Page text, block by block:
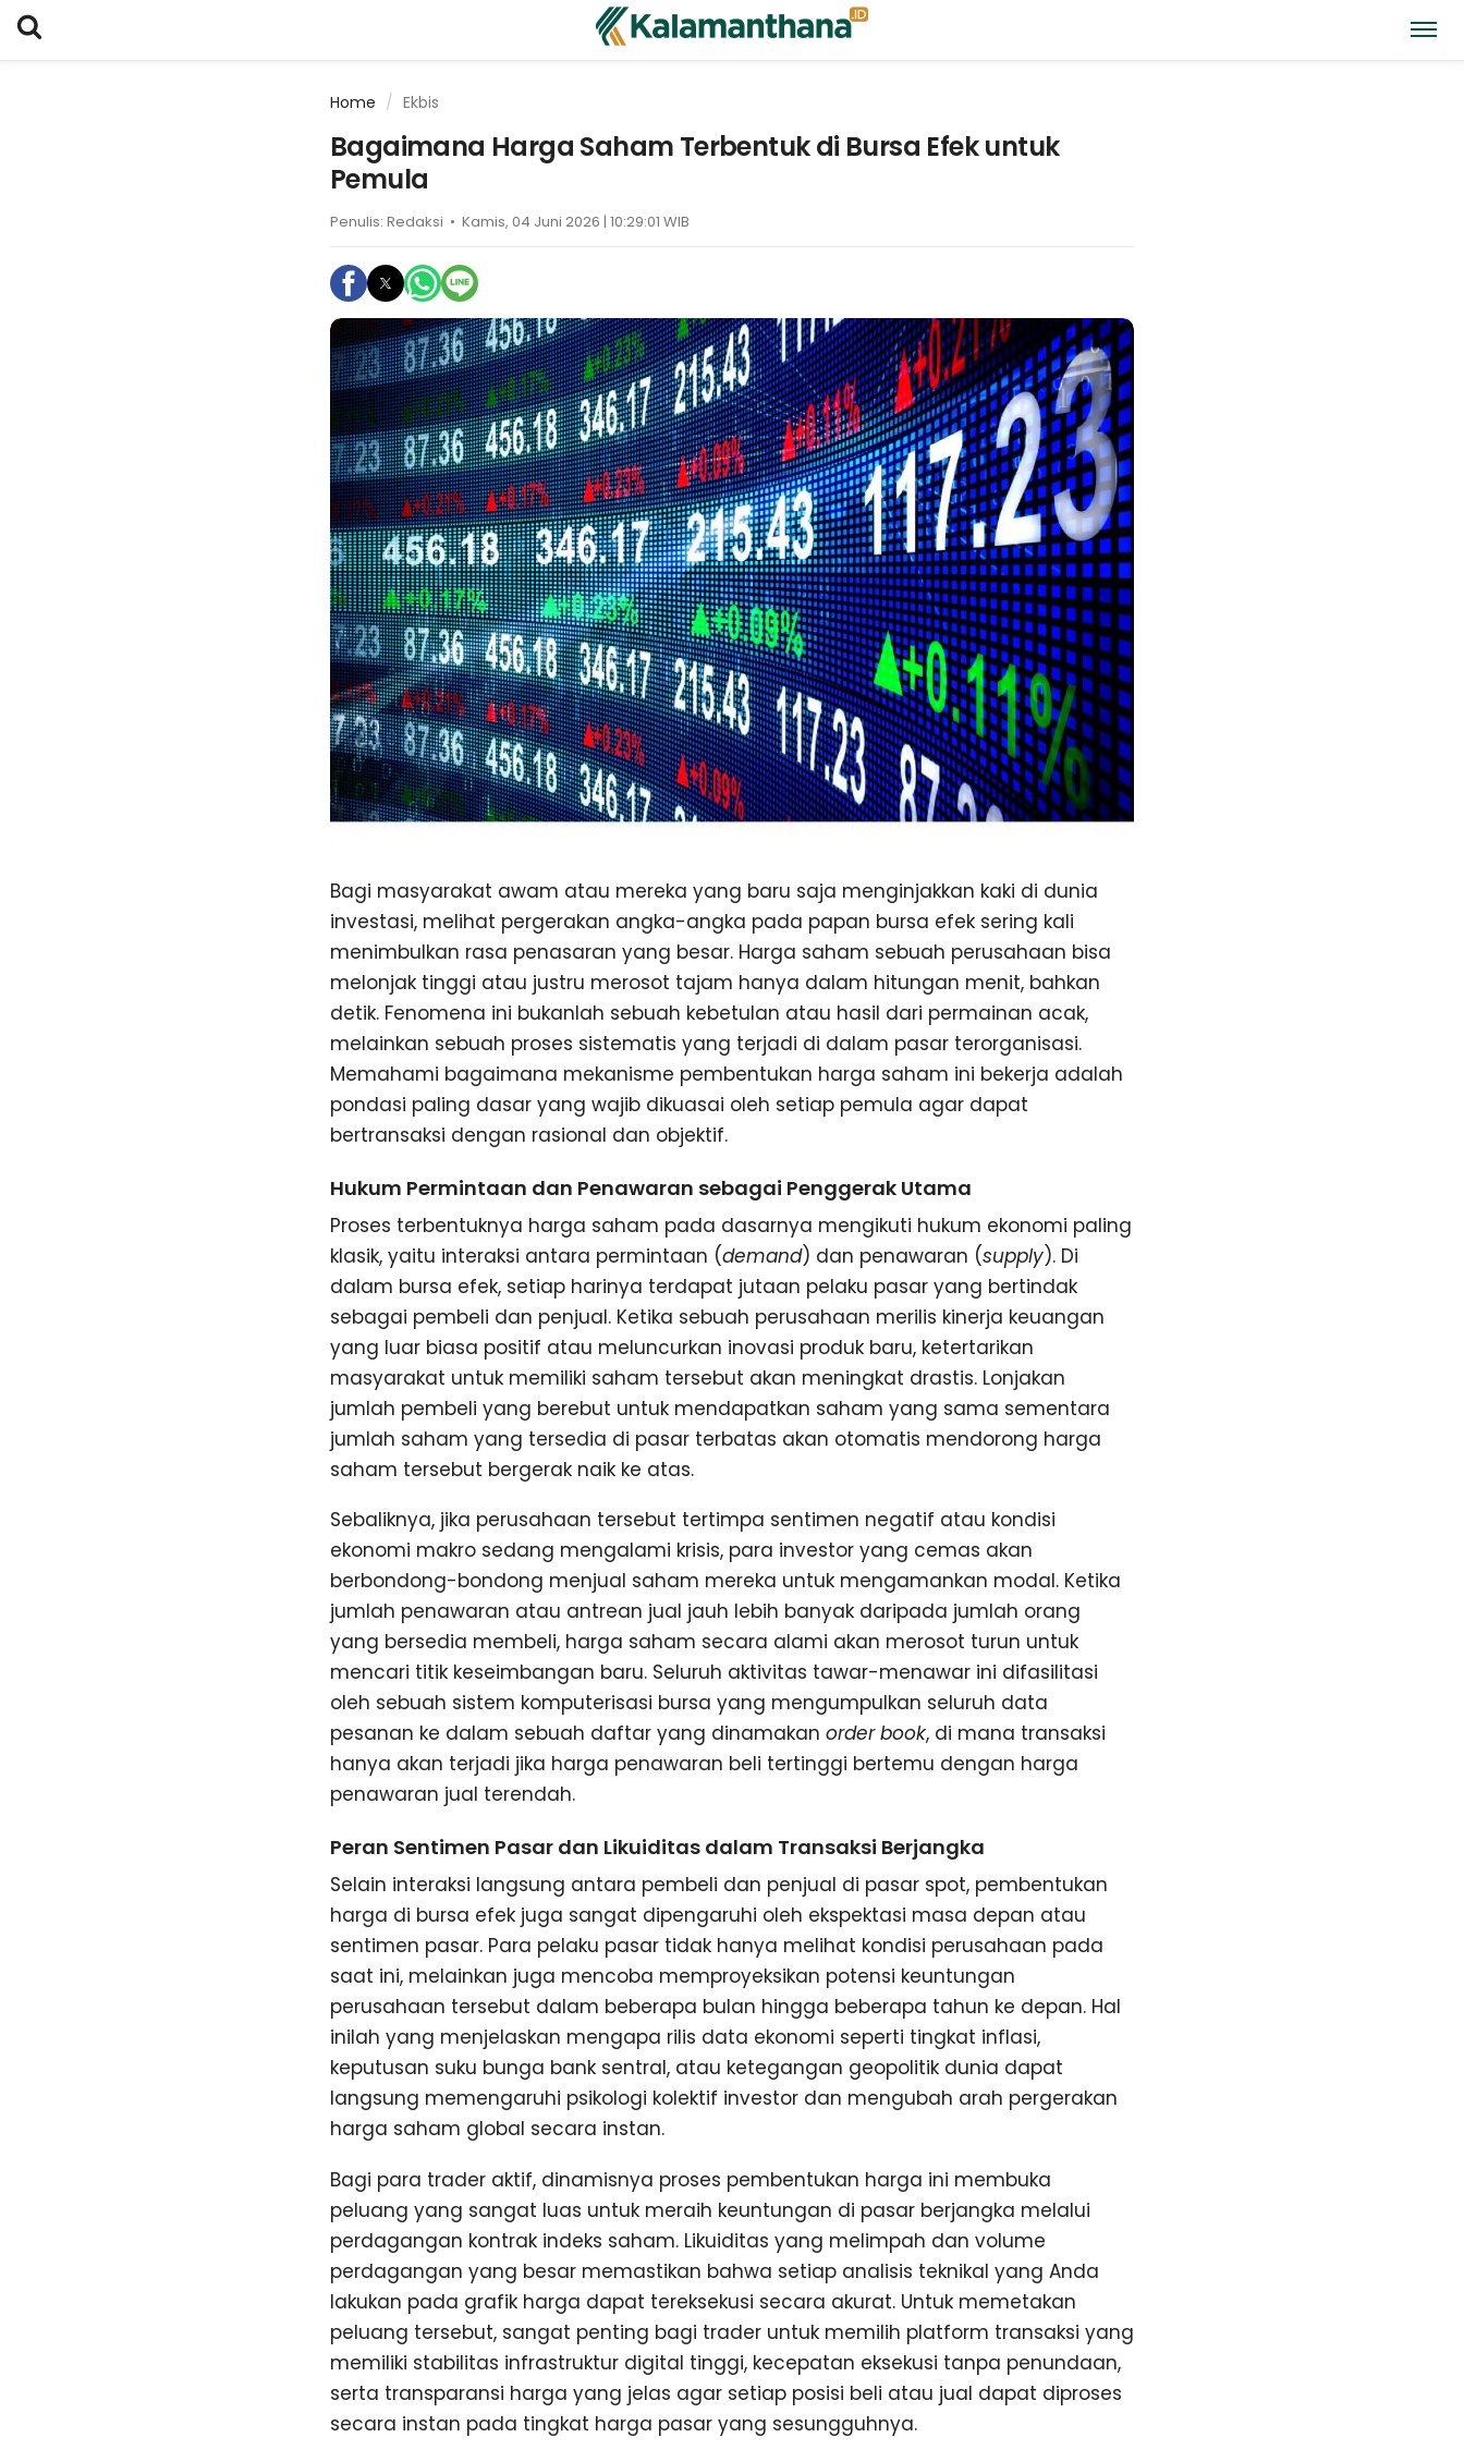
Home Ekbis
Bagaimana Harga Saham Terbentuk di Bursa Efek untuk
Pemula
Penulis: Redaksi • Kamis, 04 Juni 2026 | 10:29:01 WIB
Bagi masyarakat awam atau mereka yang baru saja menginjakkan kaki di dunia
investasi, melihat pergerakan angka-angka pada papan bursa efek sering kali
menimbulkan rasa penasaran yang besar. Harga saham sebuah perusahaan bisa
melonjak tinggi atau justru merosot tajam hanya dalam hitungan menit, bahkan
detik. Fenomena ini bukanlah sebuah kebetulan atau hasil dari permainan acak,
melainkan sebuah proses sistematis yang terjadi di dalam pasar terorganisasi.
Memahami bagaimana mekanisme pembentukan harga saham ini bekerja adalah
pondasi paling dasar yang wajib dikuasai oleh setiap pemula agar dapat
bertransaksi dengan rasional dan objektif.
Hukum Permintaan dan Penawaran sebagai Penggerak Utama
Proses terbentuknya harga saham pada dasarnya mengikuti hukum ekonomi paling
klasik, yaitu interaksi antara permintaan (demand) dan penawaran (supply). Di
dalam bursa efek, setiap harinya terdapat jutaan pelaku pasar yang bertindak
sebagai pembeli dan penjual. Ketika sebuah perusahaan merilis kinerja keuangan
yang luar biasa positif atau meluncurkan inovasi produk baru, ketertarikan
masyarakat untuk memiliki saham tersebut akan meningkat drastis. Lonjakan
jumlah pembeli yang berebut untuk mendapatkan saham yang sama sementara
jumlah saham yang tersedia di pasar terbatas akan otomatis mendorong harga
saham tersebut bergerak naik ke atas.
Sebaliknya, jika perusahaan tersebut tertimpa sentimen negatif atau kondisi
ekonomi makro sedang mengalami krisis, para investor yang cemas akan
berbondong-bondong menjual saham mereka untuk mengamankan modal. Ketika
jumlah penawaran atau antrean jual jauh lebih banyak daripada jumlah orang
yang bersedia membeli, harga saham secara alami akan merosot turun untuk
mencari titik keseimbangan baru. Seluruh aktivitas tawar-menawar ini difasilitasi
oleh sebuah sistem komputerisasi bursa yang mengumpulkan seluruh data
pesanan ke dalam sebuah daftar yang dinamakan order book, di mana transaksi
hanya akan terjadi jika harga penawaran beli tertinggi bertemu dengan harga
penawaran jual terendah.
Peran Sentimen Pasar dan Likuiditas dalam Transaksi Berjangka
Selain interaksi langsung antara pembeli dan penjual di pasar spot, pembentukan
harga di bursa efek juga sangat dipengaruhi oleh ekspektasi masa depan atau
sentimen pasar. Para pelaku pasar tidak hanya melihat kondisi perusahaan pada
saat ini, melainkan juga mencoba memproyeksikan potensi keuntungan
perusahaan tersebut dalam beberapa bulan hingga beberapa tahun ke depan. Hal
inilah yang menjelaskan mengapa rilis data ekonomi seperti tingkat inflasi,
keputusan suku bunga bank sentral, atau ketegangan geopolitik dunia dapat
langsung memengaruhi psikologi kolektif investor dan mengubah arah pergerakan
harga saham global secara instan.
Bagi para trader aktif, dinamisnya proses pembentukan harga ini membuka
peluang yang sangat luas untuk meraih keuntungan di pasar berjangka melalui
perdagangan kontrak indeks saham. Likuiditas yang melimpah dan volume
perdagangan yang besar memastikan bahwa setiap analisis teknikal yang Anda
lakukan pada grafik harga dapat tereksekusi secara akurat. Untuk memetakan
peluang tersebut, sangat penting bagi trader untuk memilih platform transaksi yang
memiliki stabilitas infrastruktur digital tinggi, kecepatan eksekusi tanpa penundaan,
serta transparansi harga yang jelas agar setiap posisi beli atau jual dapat diproses
secara instan pada tingkat harga pasar yang sesungguhnya.